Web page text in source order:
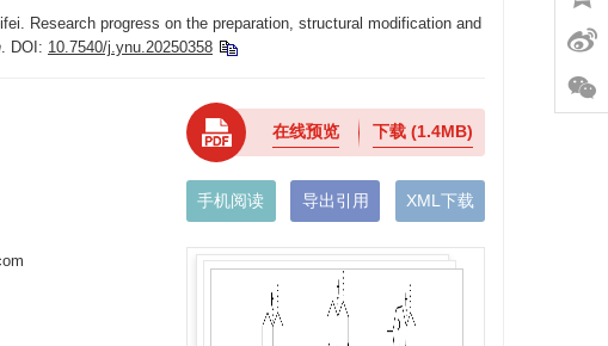
Research progress on the preparation, structural modification and
DOI: 10.7540/j.ynu.20250358
在线预览 下载 (1.4MB)
手机阅读 导出引用 XML下载